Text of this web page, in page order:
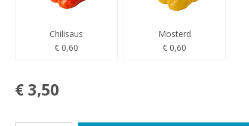
Chilisaus
€ 0,60
Mosterd
€ 0,60
€ 3,50